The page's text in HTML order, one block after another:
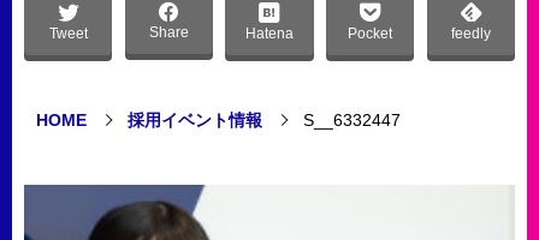
Tweet Share Hatena Pocket feedly
HOME 採用イベント情報 S__6332447